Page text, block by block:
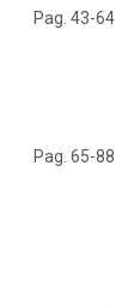
Pag. 43-64
Pag. 65-88